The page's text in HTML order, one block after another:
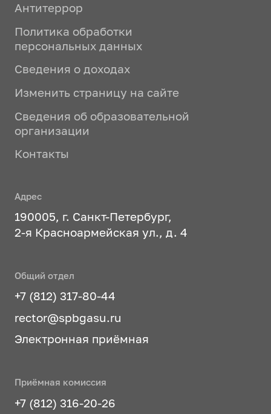
Антитеррор
Политика обработки
персональных данных
Сведения о доходах
Изменить страницу на сайте
Сведения об образовательной
организации
Контакты
Адрес
190005, г. Санкт-Петербург,
2-я Красноармейская ул., д. 4
Общий отдел
+7 (812) 317-80-44
rector@spbgasu.ru
Электронная приёмная
Приёмная комиссия
+7 (812) 316-20-26